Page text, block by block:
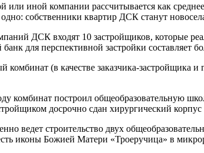
или иной компании рассчитывается как
одно: собственники квартир ДСК станут
ДСК входят 10 застройщиков, которые
для перспективной застройки составляет
(в качестве заказчика-застройщика
комбинат построил общеобразовательную
досрочно сдан хирургический
ведет строительство двух
иконы Божией Матери «Троеручица» в